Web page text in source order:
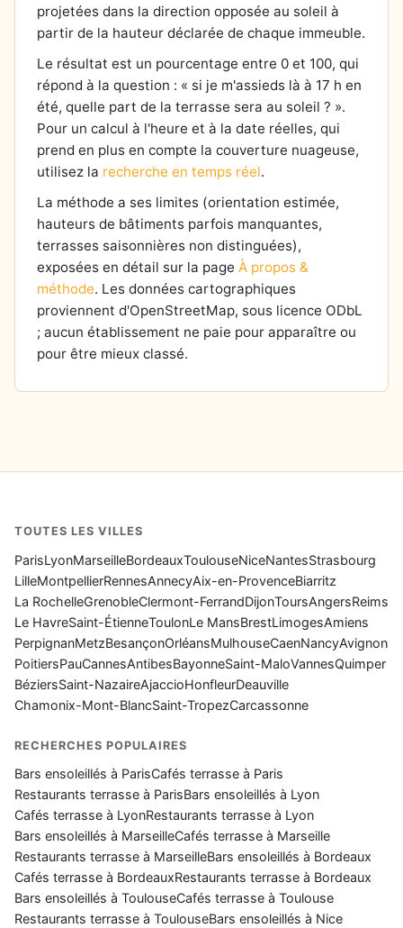
projetées dans la direction opposée au soleil à
partir de la hauteur déclarée de chaque immeuble.
Le résultat est un pourcentage entre 0 et 100, qui
répond à la question : « si je m'assieds là à 17 h en
été, quelle part de la terrasse sera au soleil ? ».
Pour un calcul à l'heure et à la date réelles, qui
prend en plus en compte la couverture nuageuse,
utilisez la recherche en temps réel.
La méthode a ses limites (orientation estimée,
hauteurs de bâtiments parfois manquantes,
terrasses saisonnières non distinguées),
exposées en détail sur la page À propos &
méthode. Les données cartographiques
proviennent d'OpenStreetMap, sous licence ODbL
; aucun établissement ne paie pour apparaître ou
pour être mieux classé.
TOUTES LES VILLES
ParisLyonMarseilleBordeauxToulouseNiceNantesStrasbourg
LilleMontpellierRennesAnnecyAix-en-ProvenceBiarritz
La RochelleGrenobleClermont-FerrandDijonToursAngersReims
Le HavreSaint-ÉtienneToulonLe MansBrestLimogesAmiens
PerpignanMetzBesançonOrléansMulhouseCaenNancyAvignon
PoitiersPauCannesAntibesBayonneSaint-MaloVannesQuimper
BéziersSaint-NazaireAjaccioHonfleurDeauville
Chamonix-Mont-BlancSaint-TropezCarcassonne
RECHERCHES POPULAIRES
Bars ensoleillés à ParisCafés terrasse à Paris
Restaurants terrasse à ParisBars ensoleillés à Lyon
Cafés terrasse à LyonRestaurants terrasse à Lyon
Bars ensoleillés à MarseilleCafés terrasse à Marseille
Restaurants terrasse à MarseilleBars ensoleillés à Bordeaux
Cafés terrasse à BordeauxRestaurants terrasse à Bordeaux
Bars ensoleillés à ToulouseCafés terrasse à Toulouse
Restaurants terrasse à ToulouseBars ensoleillés à Nice